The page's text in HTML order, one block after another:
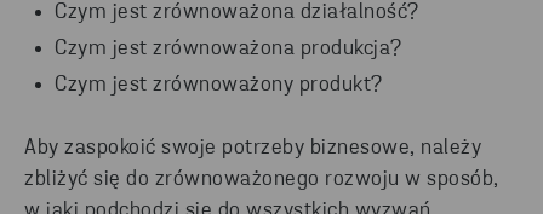
Czym jest zrównoważona działalność?
Czym jest zrównoważona produkcja?
Czym jest zrównoważony produkt?
Aby zaspokoić swoje potrzeby biznesowe, należy
zbliżyć się do zrównoważonego rozwoju w sposób,